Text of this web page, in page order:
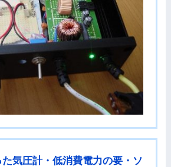
気圧計・低消費電力の要・ソ